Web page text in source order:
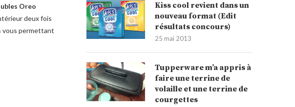
Oreo
deux fois
vous permettant
Kiss cool revient dans un
nouveau format (Edit
résultats concours)
25 mai 2013
Tupperware m’a appris à
faire une terrine de
volaille et une terrine de
courgettes